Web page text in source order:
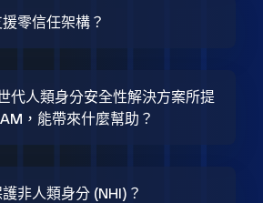
零信任架構？
代人類身分安全性解決方案所提
，能帶來什麼幫助？
非人類身分 (NHI)？